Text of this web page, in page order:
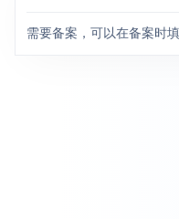
需要备案，可以在备案时